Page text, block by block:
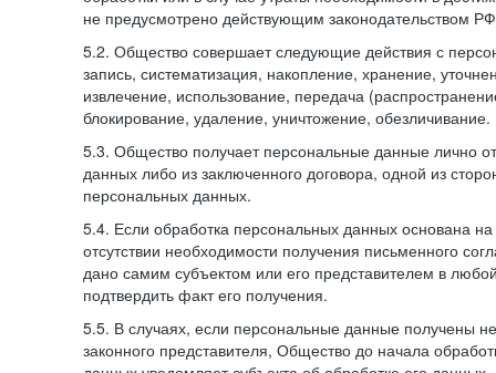
не предусмотрено действующим законодательством
5.2. Общество совершает следующие действия с
запись, систематизация, накопление, хранение,
извлечение, использование, передача
блокирование, удаление, уничтожение, обезличивание.
5.3. Общество получает персональные данные лично
данных либо из заключенного договора, одной из
персональных данных.
5.4. Если обработка персональных данных основана на
отсутствии необходимости получения письменного
дано самим субъектом или его представителем в
подтвердить факт его получения.
5.5. В случаях, если персональные данные получены
законного представителя, Общество до начала